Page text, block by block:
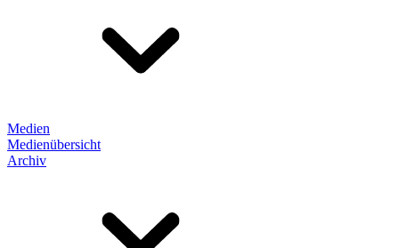
Medien
Medienübersicht
Archiv